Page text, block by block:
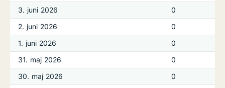
3. juni 2026
0
2. juni 2026
0
1. juni 2026
0
31. maj 2026
0
30. maj 2026
0